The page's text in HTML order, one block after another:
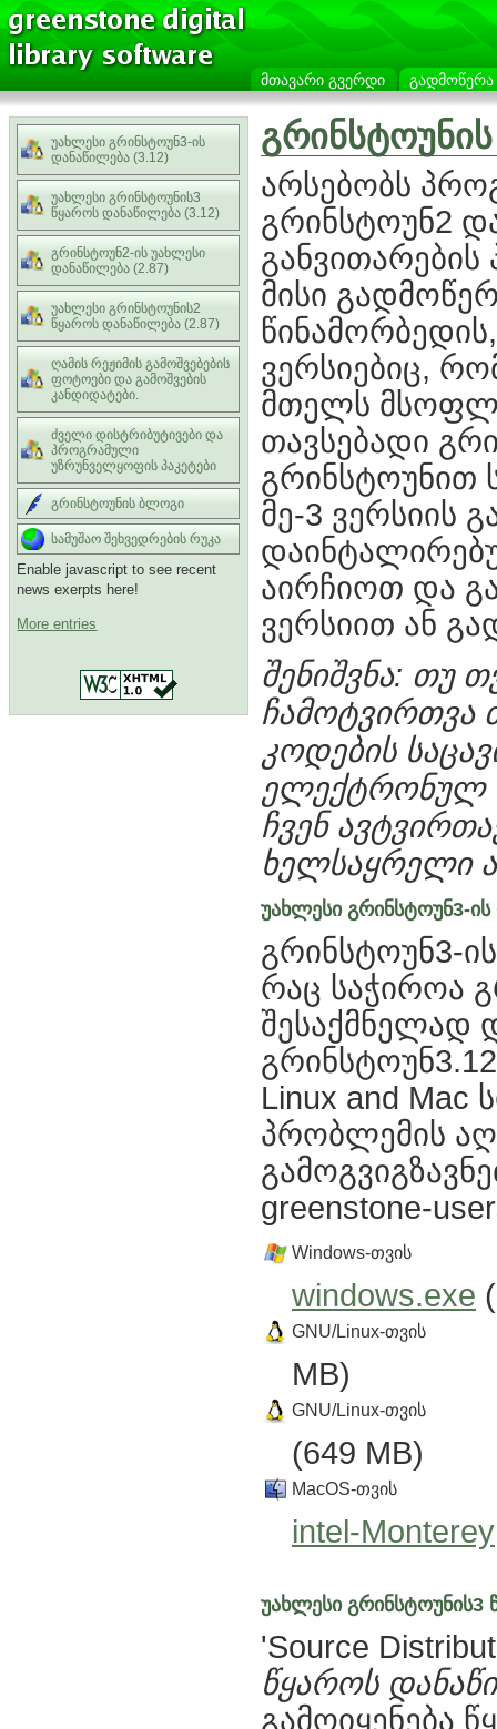
გადმოწერა
მთავარი გვერდი
უახლესი გრინსტოუნ3-ის
დანაწილება (3.12)
უახლესი გრინსტოუნის3
წყაროს დანაწილება (3.12)
გრინსტოუნ2-ის უახლესი
დანაწილება (2.87)
უახლესი გრინსტოუნის2
წყაროს დანაწილება (2.87)
ღამის რეჟიმის გამოშვებების
ფოტოები და გამოშვების
კანდიდატები.
ძველი დისტრიბუტივები და
პროგრამული
უზრუნველყოფის პაკეტები
გრინსტოუნის ბლოგი
სამუშაო შეხვედრების რუკა
Enable javascript to see recent
news exerpts here!
More entries
არსებობს
გრინსტოუნ2
მისი
ვერსიებიც,
მთელს
თავსებადი
გრინსტოუნით
მე-3 ვერსიის
აირჩიოთ და
ვერსიით ან
შენიშვნა: თუ
ჩამოტვირთვა
კოდების
ელექტრონულ
ჩვენ
ხელსაყრელი
უახლესი გრინსტოუნ3-
გრინსტოუნ3-
რაც საჭიროა
შესაქმნელად
Linux and Mac
პრობლემის
greenstone-
Windows-თვის
windows.exe
GNU/Linux-თვის
MB)
GNU/Linux-თვის
(649 MB)
MacOS-თვის
intel-Monterey
უახლესი გრინსტოუნის3
'Source
წყაროს
გამოიყენება